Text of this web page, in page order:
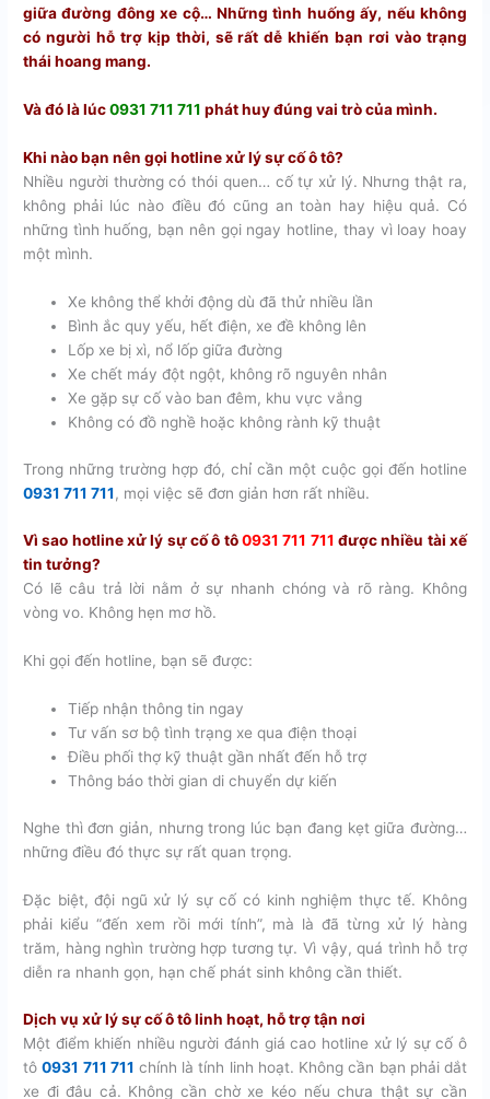
giữa đường đông xe cộ… Những tình huống ấy, nếu không
có người hỗ trợ kịp thời, sẽ rất dễ khiến bạn rơi vào trạng
thái hoang mang.
Và đó là lúc0931 711 711 phát huy đúng vai trò của mình.
Khi nào bạn nên gọi hotline xử lý sự cố ô tô?
Nhiều người thường có thói quen… cố tự xử lý. Nhưng thật ra,
không phải lúc nào điều đó cũng an toàn hay hiệu quả. Có
những tình huống, bạn nên gọi ngay hotline, thay vì loay hoay
một mình.
Xe không thể khởi động dù đã thử nhiều lần
Bình ắc quy yếu, hết điện, xe đề không lên
Lốp xe bị xì, nổ lốp giữa đường
Xe chết máy đột ngột, không rõ nguyên nhân
Xe gặp sự cố vào ban đêm, khu vực vắng
Không có đồ nghề hoặc không rành kỹ thuật
Trong những trường hợp đó, chỉ cần một cuộc gọi đến hotline
0931 711 711, mọi việc sẽ đơn giản hơn rất nhiều.
Vì sao hotline xử lý sự cố ô tô0931 711 711 được nhiều tài xế
tin tưởng?
Có lẽ câu trả lời nằm ở sự nhanh chóng và rõ ràng. Không
vòng vo. Không hẹn mơ hồ.
Khi gọi đến hotline, bạn sẽ được:
Tiếp nhận thông tin ngay
Tư vấn sơ bộ tình trạng xe qua điện thoại
Điều phối thợ kỹ thuật gần nhất đến hỗ trợ
Thông báo thời gian di chuyển dự kiến
Nghe thì đơn giản, nhưng trong lúc bạn đang kẹt giữa đường…
những điều đó thực sự rất quan trọng.
Đặc biệt, đội ngũ xử lý sự cố có kinh nghiệm thực tế. Không
phải kiểu “đến xem rồi mới tính”, mà là đã từng xử lý hàng
trăm, hàng nghìn trường hợp tương tự. Vì vậy, quá trình hỗ trợ
diễn ra nhanh gọn, hạn chế phát sinh không cần thiết.
Dịch vụ xử lý sự cố ô tô linh hoạt, hỗ trợ tận nơi
Một điểm khiến nhiều người đánh giá cao hotline xử lý sự cố ô
tô0931 711 711 chính là tính linh hoạt. Không cần bạn phải dắt
xe đi đâu cả. Không cần chờ xe kéo nếu chưa thật sự cần